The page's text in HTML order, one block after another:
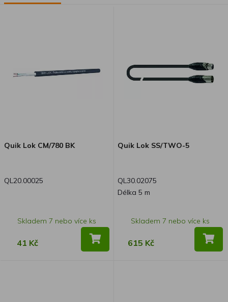
Quik Lok CM/780 BK
QL20.00025
Skladem 7 nebo více ks
41 Kč
Quik Lok SS/TWO-5
QL30.02075
Délka 5 m
Skladem 7 nebo více ks
615 Kč